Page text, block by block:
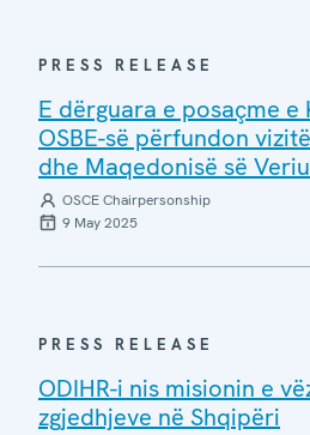
PRESS RELEASE
E dërguara e posaçme e
OSBE-së përfundon
dhe Maqedonisë së
OSCE Chairpersonship
9 May 2025
PRESS RELEASE
ODIHR-i nis misionin e
zgjedhjeve në Shqipëri